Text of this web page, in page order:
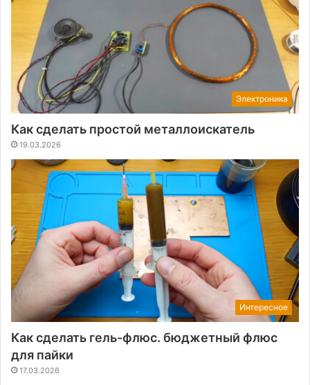
Электроника
Как сделать простой металлоискатель
19.03.2026
Интересное
Как сделать гель-флюс. бюджетный флюс
для пайки
17.03.2026